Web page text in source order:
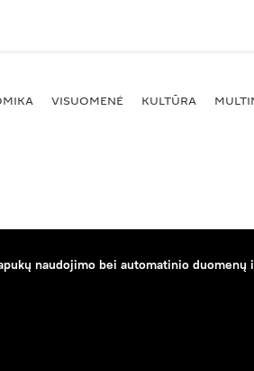
VISUOMENĖ KULTŪRA
naudojimo bei automatinio duomenų